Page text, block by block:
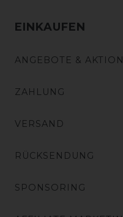
EINKAUFEN
ANGEBOTE &
ZAHLUNG
VERSAND
RÜCKSENDUNG
SPONSORING